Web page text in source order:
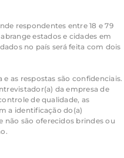
respondentes entre 18 e 79
estados e cidades em
no país será feita com dois
as respostas são confidenciais.
da empresa de
de qualidade, as
a identificação do(a)
são oferecidos brindes ou